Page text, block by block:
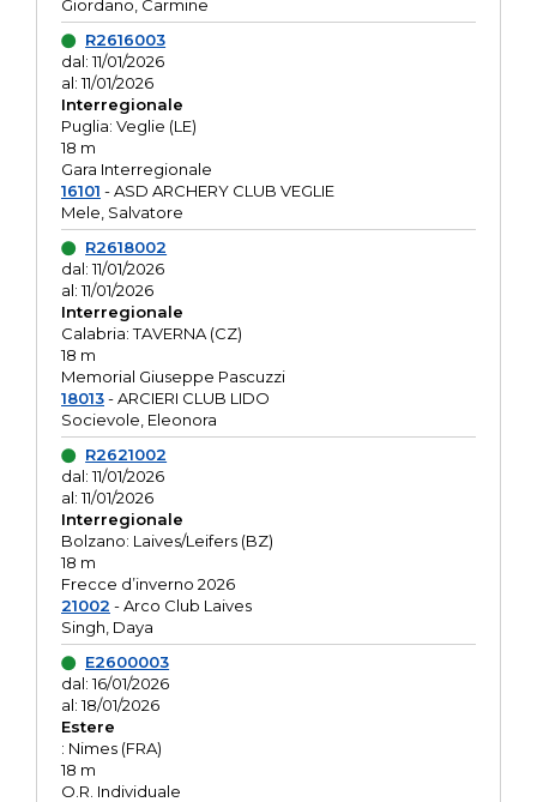
Giordano, Carmine
R2616003
dal: 11/01/2026
al: 11/01/2026
Interregionale
Puglia: Veglie (LE)
18 m
Gara Interregionale
16101 - ASD ARCHERY CLUB VEGLIE
Mele, Salvatore
R2618002
dal: 11/01/2026
al: 11/01/2026
Interregionale
Calabria: TAVERNA (CZ)
18 m
Memorial Giuseppe Pascuzzi
18013- ARCIERI CLUB LIDO
Socievole, Eleonora
R2621002
dal: 11/01/2026
al: 11/01/2026
Interregionale
Bolzano: Laives/Leifers (BZ)
18 m
Frecce d’inverno 2026
21002 - Arco Club Laives
Singh, Daya
E2600003
dal: 16/01/2026
al: 18/01/2026
Estere
: Nimes (FRA)
18 m
O.R. Individuale